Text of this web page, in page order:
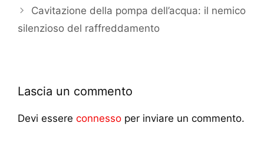
Cavitazione della pompa dell’acqua: il nemico
silenzioso del raffreddamento
Lascia un commento
Devi essere connesso per inviare un commento.